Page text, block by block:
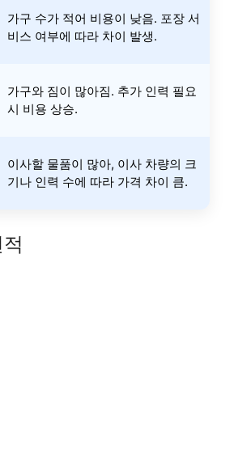
가구 수가 적어 비용이 낮음. 포장 서
비스 여부에 따라 차이 발생.
가구와 짐이 많아짐. 추가 인력 필요
시 비용 상승.
이사할 물품이 많아, 이사 차량의 크
기나 인력 수에 따라 가격 차이 큼.